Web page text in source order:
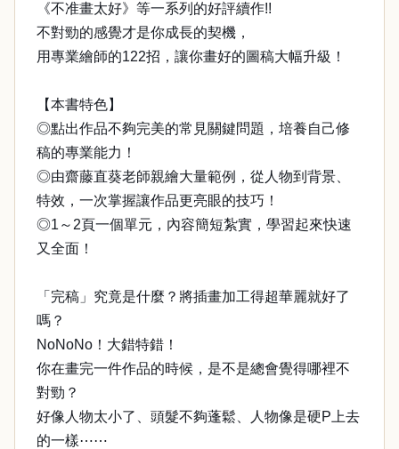
《不准畫太好》等一系列的好評續作!!
不對勁的感覺才是你成長的契機，
用專業繪師的122招，讓你畫好的圖稿大幅升級！
【本書特色】
◎點出作品不夠完美的常見關鍵問題，培養自己修
稿的專業能力！
◎由齋藤直葵老師親繪大量範例，從人物到背景、
特效，一次掌握讓作品更亮眼的技巧！
◎1～2頁一個單元，內容簡短紮實，學習起來快速
又全面！
「完稿」究竟是什麼？將插畫加工得超華麗就好了
嗎？
NoNoNo！大錯特錯！
你在畫完一件作品的時候，是不是總會覺得哪裡不
對勁？
好像人物太小了、頭髮不夠蓬鬆、人物像是硬P上去
的一樣⋯⋯